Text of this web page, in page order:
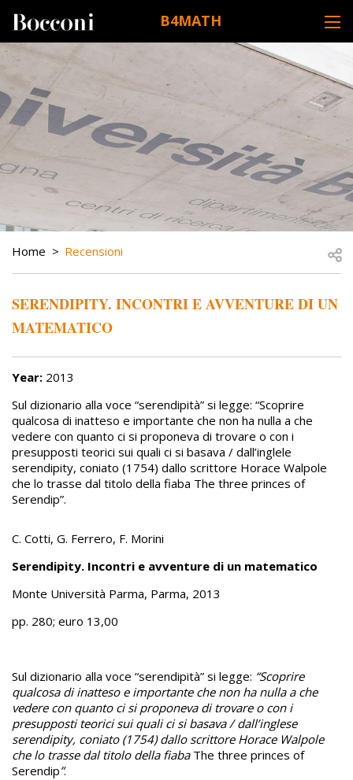
B4MATH
DESK NAVIGATION
BREADCRUMB
Home Recensioni
SERENDIPITY. INCONTRI E AVVENTURE DI UN
MATEMATICO
Year: 2013
Sul dizionario alla voce “serendipità” si legge: “Scoprire
qualcosa di inatteso e importante che non ha nulla a che
vedere con quanto ci si proponeva di trovare o con i
presupposti teorici sui quali ci si basava / dall’inglele
serendipity, coniato (1754) dallo scrittore Horace Walpole
che lo trasse dal titolo della fiaba The three princes of
Serendip”.
C. Cotti, G. Ferrero, F. Morini
Serendipity. Incontri e avventure di un matematico
Monte Università Parma, Parma, 2013
pp. 280; euro 13,00
Sul dizionario alla voce “serendipità” si legge: “Scoprire
qualcosa di inatteso e importante che non ha nulla a che
vedere con quanto ci si proponeva di trovare o con i
presupposti teorici sui quali ci si basava / dall’inglese
serendipity, coniato (1754) dallo scrittore Horace Walpole
che lo trasse dal titolo della fiaba The three princes of
Serendip”.